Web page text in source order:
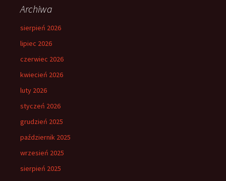
Archiwa
sierpień 2026
lipiec 2026
czerwiec 2026
kwiecień 2026
luty 2026
styczeń 2026
grudzień 2025
październik 2025
wrzesień 2025
sierpień 2025